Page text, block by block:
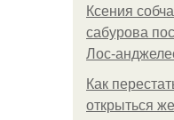
Ксения
сабурова
Лос-
Как
открыться